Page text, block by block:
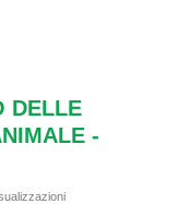
DELLE
-